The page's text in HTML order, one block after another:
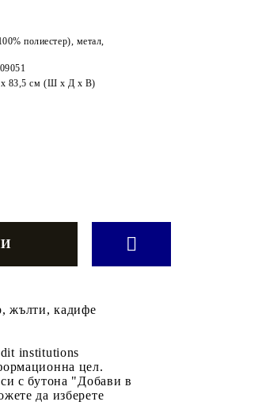
полиестер), метал,
x 83,5 см (Ш x Д x В)
жълти, кадифе
institutions
цел.
с бутона "Добави в
да изберете